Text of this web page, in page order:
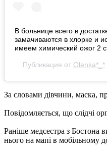
В больнице всего в
замачиваются в хлорке и
имеем химический ожог 2
Публикация от Olenka*_*
За словами дівчини, маска,
Повідомляється, що слідчі
Раніше медсестра з Бостона
нього на мапі в мобільному